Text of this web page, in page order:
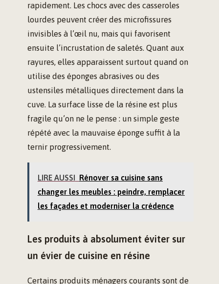
rapidement. Les chocs avec des casseroles
lourdes peuvent créer des microfissures
invisibles à l’œil nu, mais qui favorisent
ensuite l’incrustation de saletés. Quant aux
rayures, elles apparaissent surtout quand on
utilise des éponges abrasives ou des
ustensiles métalliques directement dans la
cuve. La surface lisse de la résine est plus
fragile qu’on ne le pense : un simple geste
répété avec la mauvaise éponge suffit à la
ternir progressivement.
LIRE AUSSI Rénover sa cuisine sans
changer les meubles : peindre, remplacer
les façades et moderniser la crédence
Les produits à absolument éviter sur
un évier de cuisine en résine
Certains produits ménagers courants sont de